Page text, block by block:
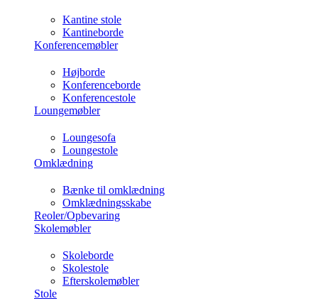
Kantine stole
Kantineborde
Konferencemøbler
Højborde
Konferenceborde
Konferencestole
Loungemøbler
Loungesofa
Loungestole
Omklædning
Bænke til omklædning
Omklædningsskabe
Reoler/Opbevaring
Skolemøbler
Skoleborde
Skolestole
Efterskolemøbler
Stole